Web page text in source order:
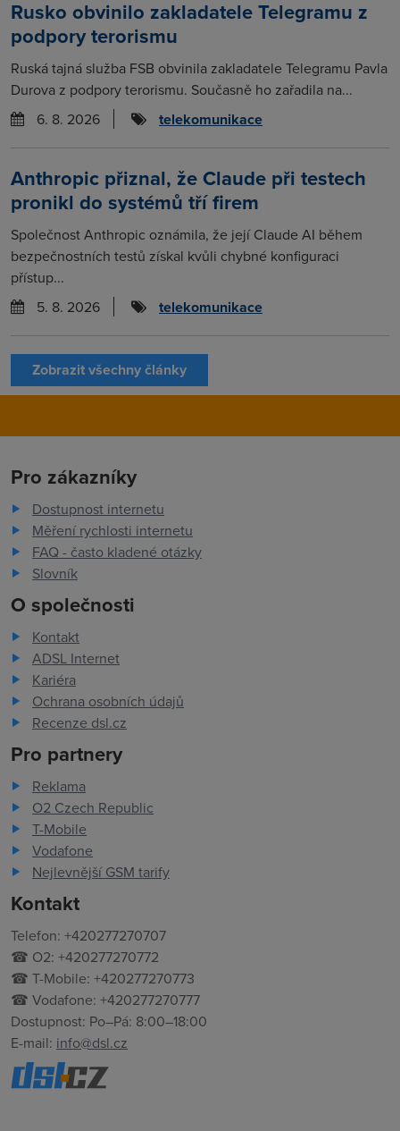
Rusko obvinilo zakladatele Telegramu z
podpory terorismu
Ruská tajná služba FSB obvinila zakladatele Telegramu Pavla
Durova z podpory terorismu. Současně ho zařadila na...
6. 8. 2026
telekomunikace
Anthropic přiznal, že Claude při testech
pronikl do systémů tří firem
Společnost Anthropic oznámila, že její Claude AI během
bezpečnostních testů získal kvůli chybné konfiguraci
přístup...
5. 8. 2026
telekomunikace
Zobrazit všechny články
Pro zákazníky
Dostupnost internetu
Měření rychlosti internetu
FAQ - často kladené otázky
Slovník
O společnosti
Kontakt
ADSL Internet
Kariéra
Ochrana osobních údajů
Recenze dsl.cz
Pro partnery
Reklama
O2 Czech Republic
T-Mobile
Vodafone
Nejlevnější GSM tarify
Kontakt
Telefon: +420277270707
☎ O2: +420277270772
☎ T-Mobile: +420277270773
☎ Vodafone: +420277270777
Dostupnost: Po–Pá: 8:00–18:00
E-mail: info@dsl.cz